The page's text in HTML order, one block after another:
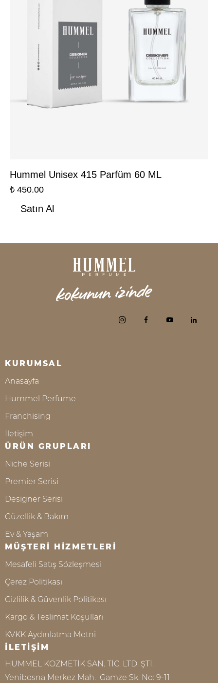
Hummel Unisex 415 Parfüm 60 ML
₺ 450.00
Satın Al
KURUMSAL
Anasayfa
Hummel Perfume
Franchising
İletişim
ÜRÜN GRUPLARI
Niche Serisi
Premier Serisi
Designer Serisi
Güzellik & Bakım
Ev & Yaşam
MÜŞTERİ HİZMETLERİ
Mesafeli Satış Sözleşmesi
Çerez Politikası
Gizlilik & Güvenlik Politikası
Kargo & Teslimat Koşulları
KVKK Aydınlatma Metni
İLETİŞİM
HUMMEL KOZMETİK SAN. TİC. LTD. ŞTİ.
Yenibosna Merkez Mah. Gamze Sk. No: 9-11